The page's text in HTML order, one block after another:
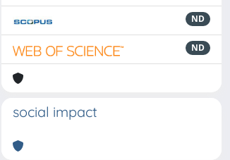
ND
ND
social impact